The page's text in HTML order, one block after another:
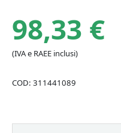
98,33 €
(IVA e RAEE inclusi)
COD: 311441089